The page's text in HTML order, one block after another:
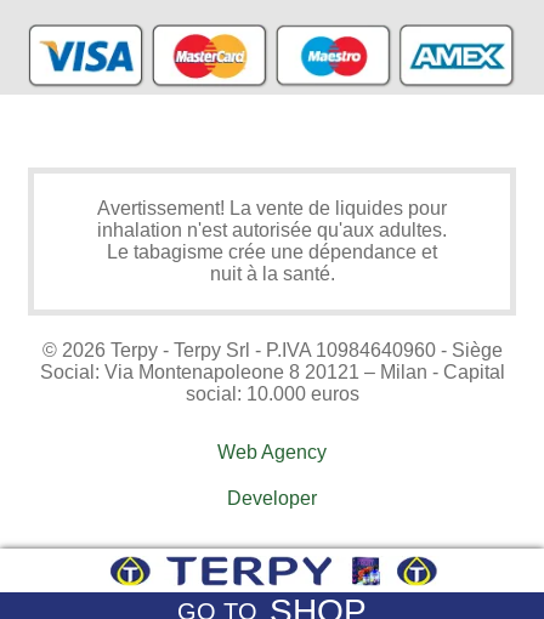
GO TO SHOP
Avertissement! La vente de liquides pour
inhalation n'est autorisée qu'aux adultes.
Le tabagisme crée une dépendance et
nuit à la santé.
© 2026 Terpy - Terpy Srl - P.IVA 10984640960 - Siège
Social: Via Montenapoleone 8 20121 – Milan - Capital
social: 10.000 euros
Web Agency
Developer